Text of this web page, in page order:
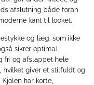
afslutning både foran
kant til looket.
og læg, som ikke
sikrer optimal
fri og afslappet hele
hvilket giver et stilfuldt og
har korte,